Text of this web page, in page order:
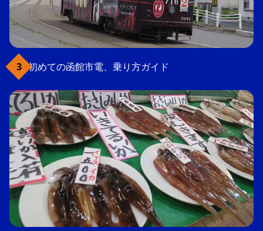
初めての函館市電、乗り方ガイド